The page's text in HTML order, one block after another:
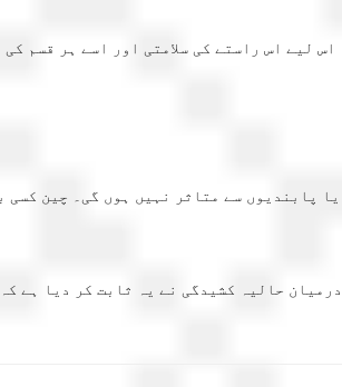
لیے اس راستے کی سلامتی اور اسے ہر قسم کی
پابندیوں سے متاثر نہیں ہوں گی۔ چین کسی
حالیہ کشیدگی نے یہ ثابت کر دیا ہے